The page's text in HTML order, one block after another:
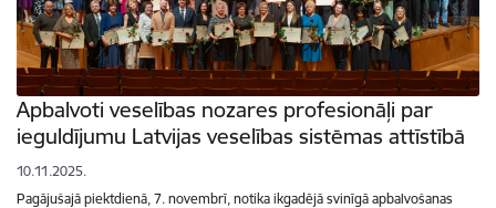
Apbalvoti veselības nozares profesionāļi par
ieguldījumu Latvijas veselības sistēmas attīstībā
10.11.2025.
Pagājušajā piektdienā, 7. novembrī, notika ikgadējā svinīgā apbalvošanas